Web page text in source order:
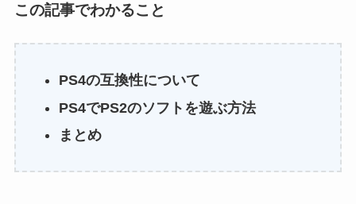
この記事でわかること
PS4の互換性について
PS4でPS2のソフトを遊ぶ方法
まとめ